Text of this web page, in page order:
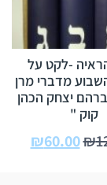
-לקט על
מדברי מרן
יצחק הכהן
קוק "
₪
₪60.00